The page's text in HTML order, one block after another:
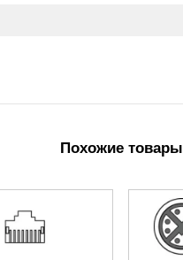
Похожие товары